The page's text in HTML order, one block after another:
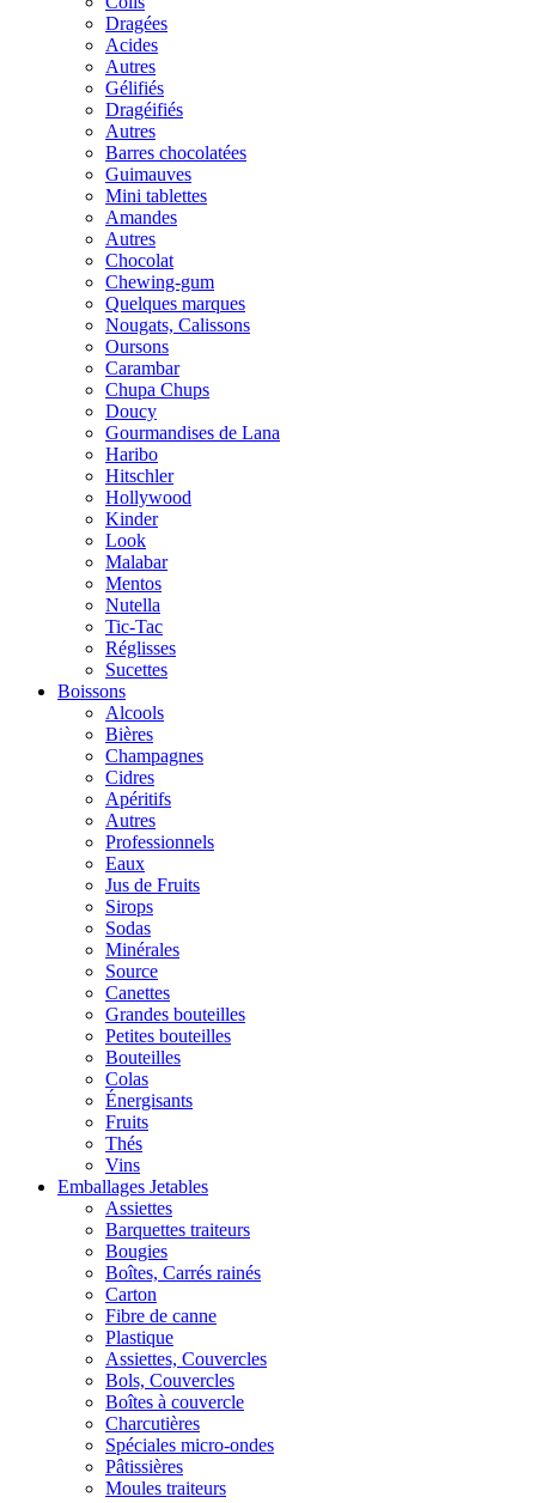
Dragées
Acides
Autres
Gélifiés
Dragéifiés
Autres
Barres chocolatées
Guimauves
Mini tablettes
Amandes
Autres
Chocolat
Chewing-gum
Quelques marques
Nougats, Calissons
Oursons
Carambar
Chupa Chups
Doucy
Gourmandises de Lana
Haribo
Hitschler
Hollywood
Kinder
Look
Malabar
Mentos
Nutella
Tic-Tac
Réglisses
Sucettes
Boissons
Alcools
Bières
Champagnes
Cidres
Apéritifs
Autres
Professionnels
Eaux
Jus de Fruits
Sirops
Sodas
Minérales
Source
Canettes
Grandes bouteilles
Petites bouteilles
Bouteilles
Colas
Énergisants
Fruits
Thés
Vins
Emballages Jetables
Assiettes
Barquettes traiteurs
Bougies
Boîtes, Carrés rainés
Carton
Fibre de canne
Plastique
Assiettes, Couvercles
Bols, Couvercles
Boîtes à couvercle
Charcutières
Spéciales micro-ondes
Pâtissières
Moules traiteurs